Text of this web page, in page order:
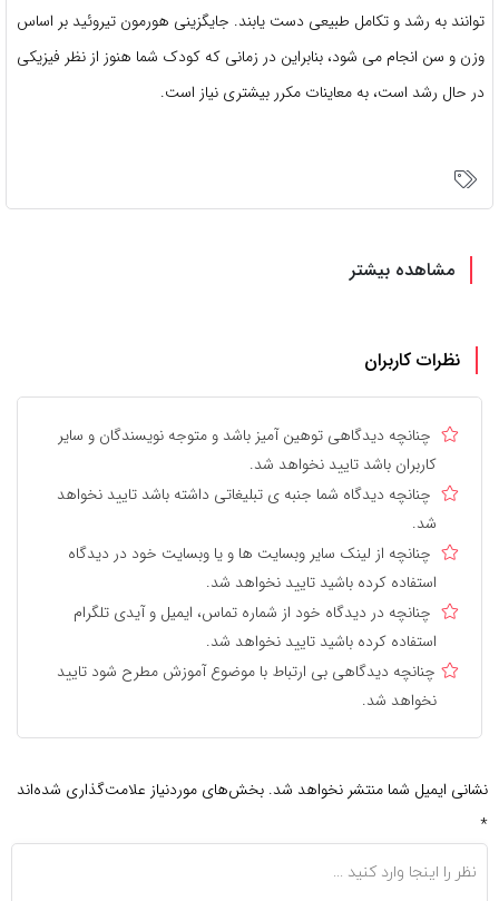
توانند به رشد و تکامل طبیعی دست یابند. جایگزینی هورمون تیروئید بر اساس
وزن و سن انجام می شود، بنابراین در زمانی که کودک شما هنوز از نظر فیزیکی
در حال رشد است، به معاینات مکرر بیشتری نیاز است.
مشاهده بیشتر
نظرات کاربران
چنانچه دیدگاهی توهین آمیز باشد و متوجه نویسندگان و سایر
کاربران باشد تایید نخواهد شد.
چنانچه دیدگاه شما جنبه ی تبلیغاتی داشته باشد تایید نخواهد
شد.
چنانچه از لینک سایر وبسایت ها و یا وبسایت خود در دیدگاه
استفاده کرده باشید تایید نخواهد شد.
چنانچه در دیدگاه خود از شماره تماس، ایمیل و آیدی تلگرام
استفاده کرده باشید تایید نخواهد شد.
چنانچه دیدگاهی بی ارتباط با موضوع آموزش مطرح شود تایید
نخواهد شد.
نشانی ایمیل شما منتشر نخواهد شد. بخش‌های موردنیاز علامت‌گذاری شده‌اند
*